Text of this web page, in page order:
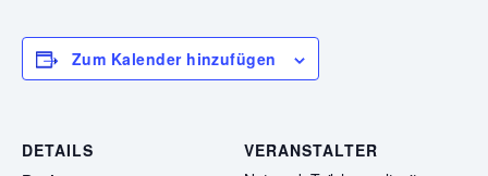
Zum Kalender hinzufügen
DETAILS
VERANSTALTER